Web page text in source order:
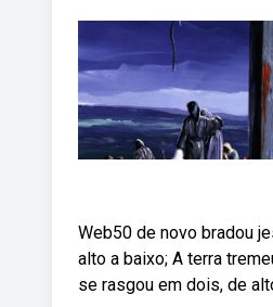
Web50 de novo bradou
alto a baixo; A terra
se rasgou em dois, de